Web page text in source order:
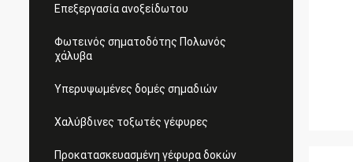
Επεξεργασία ανοξείδωτου
Φωτεινός σηματοδότης Πολωνός
χάλυβα
Υπερυψωμένες δομές σημαδιών
Χαλύβδινες τοξωτές γέφυρες
Προκατασκευασμένη γέφυρα δοκών